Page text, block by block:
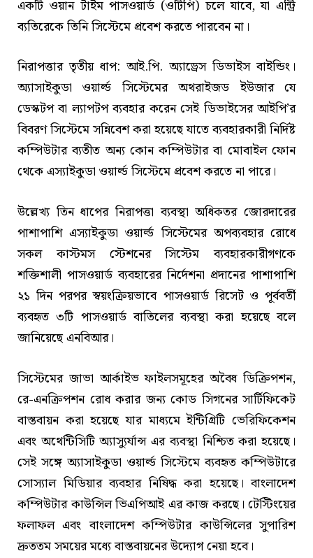
একটি ওয়ান টাইম পাসওয়ার্ড (ওটিপি) চলে যাবে, যা এন্ট্রি
ব্যতিরেকে তিনি সিস্টেমে প্রবেশ করতে পারবেন না।
নিরাপত্তার তৃতীয় ধাপ: আই.পি. অ্যাড্রেস ডিভাইস বাইন্ডিং।
অ্যাসাইকুডা ওয়ার্ল্ড সিস্টেমের অথরাইজড ইউজার যে
ডেস্কটপ বা ল্যাপটপ ব্যবহার করেন সেই ডিভাইসের আইপি’র
বিবরণ সিস্টেমে সন্নিবেশ করা হয়েছে যাতে ব্যবহারকারী নির্দিষ্ট
কম্পিউটার ব্যতীত অন্য কোন কম্পিউটার বা মোবাইল ফোন
থেকে এস্যাইকুডা ওয়ার্ল্ড সিস্টেমে প্রবেশ করতে না পারে।
উল্লেখ্য তিন ধাপের নিরাপত্তা ব্যবস্থা অধিকতর জোরদারের
পাশাপাশি এস্যাইকুডা ওয়ার্ল্ড সিস্টেমের অপব্যবহার রোধে
সকল কাস্টমস স্টেশনের সিস্টেম ব্যবহারকারীগণকে
শক্তিশালী পাসওয়ার্ড ব্যবহারের নির্দেশনা প্রদানের পাশাপাশি
২১ দিন পরপর স্বয়ংক্রিয়ভাবে পাসওয়ার্ড রিসেট ও পূর্ববর্তী
ব্যবহৃত ৩টি পাসওয়ার্ড বাতিলের ব্যবস্থা করা হয়েছে বলে
জানিয়েছে এনবিআর।
সিস্টেমের জাভা আর্কাইভ ফাইলসমূহের অবৈধ ডিক্রিপশন,
রে-এনক্রিপশন রোধ করার জন্য কোড সিগনের সার্টিফিকেট
বাস্তবায়ন করা হয়েছে যার মাধ্যমে ইন্টিগ্রিটি ভেরিফিকেশন
এবং অথেন্টিসিটি অ্যাস্যুর্যান্স এর ব্যবস্থা নিশ্চিত করা হয়েছে।
সেই সঙ্গে অ্যাসাইকুডা ওয়ার্ল্ড সিস্টেমে ব্যবহৃত কম্পিউটারে
সোস্যাল মিডিয়ার ব্যবহার নিষিদ্ধ করা হয়েছে। বাংলাদেশ
কম্পিউটার কাউন্সিল ভিএপিআই এর কাজ করছে। টেস্টিংয়ের
ফলাফল এবং বাংলাদেশ কম্পিউটার কাউন্সিলের সুপারিশ
দ্রুততম সময়ের মধ্যে বাস্তবায়নের উদ্যোগ নেয়া হবে।